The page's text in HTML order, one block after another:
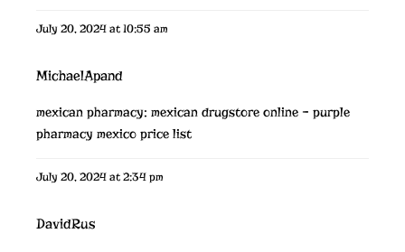
July 20, 2024 at 10:55 am
MichaelApand
mexican pharmacy: mexican drugstore online – purple
pharmacy mexico price list
July 20, 2024 at 2:34 pm
DavidRus